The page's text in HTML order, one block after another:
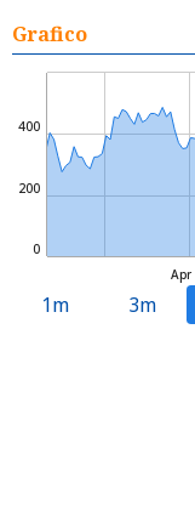
Grafico
Apr
0
200
400
1m 3m